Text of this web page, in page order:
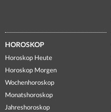
HOROSKOP
Horoskop Heute
Horoskop Morgen
Wochenhoroskop
Monatshoroskop
Jahreshoroskop